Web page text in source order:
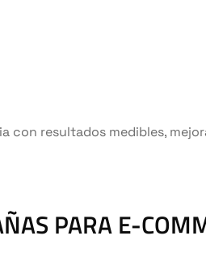
resultados medibles,
PARA E-